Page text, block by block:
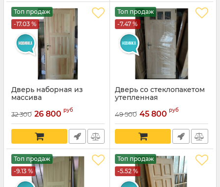
Топ продаж
-17.03 %
Дверь наборная из
массива
32 300 26 800 руб
Топ продаж
-7.47 %
Дверь со стеклопакетом
утепленная
49 500 45 800 руб
Топ продаж
-9.13 %
Топ продаж
-5.52 %